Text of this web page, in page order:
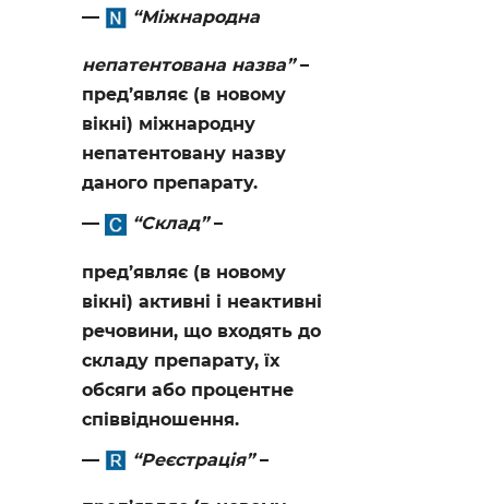
“Міжнародна
непатентована назва”–
пред’являє (в новому
вікні) міжнародну
непатентовану назву
даного препарату.
“Склад”–
пред’являє (в новому
вікні) активні і неактивні
речовини, що входять до
складу препарату, їх
обсяги або процентне
співвідношення.
“Реєстрація”–